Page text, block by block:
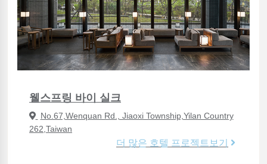
웰스프링 바이 실크
No.67,Wenquan Rd., Jiaoxi Township,Yilan Country
262,Taiwan
더 많은 호텔 프로젝트보기